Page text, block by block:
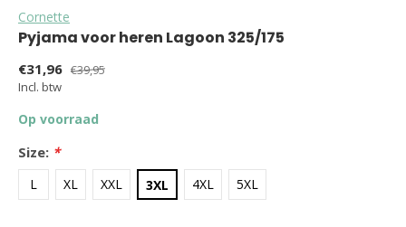
Cornette
Pyjama voor heren Lagoon 325/175
€31,96 €39,95
Incl. btw
Op voorraad
Size: *
L XL XXL 3XL 4XL 5XL